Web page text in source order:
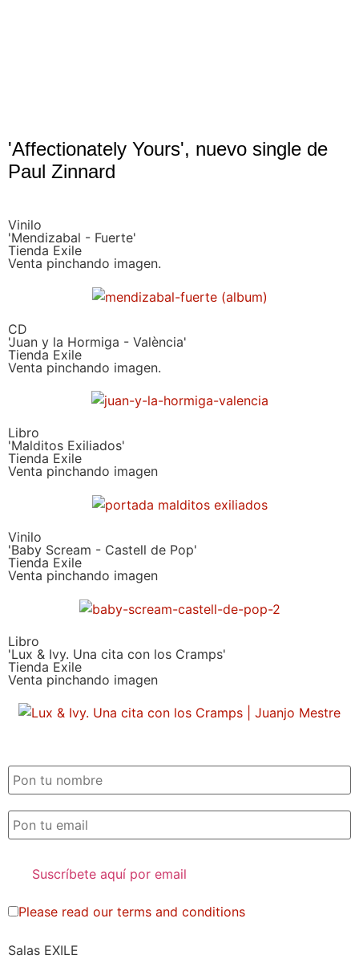
'Affectionately Yours', nuevo single de
Paul Zinnard
Vinilo
'Mendizabal - Fuerte'
Tienda Exile
Venta pinchando imagen.
CD
'Juan y la Hormiga - València'
Tienda Exile
Venta pinchando imagen.
Libro
'Malditos Exiliados'
Tienda Exile
Venta pinchando imagen
Vinilo
'Baby Scream - Castell de Pop'
Tienda Exile
Venta pinchando imagen
Libro
'Lux & Ivy. Una cita con los Cramps'
Tienda Exile
Venta pinchando imagen
Please read our terms and conditions
Salas EXILE